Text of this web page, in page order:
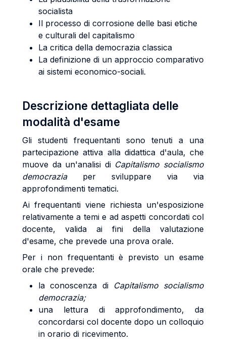
socialista
Il processo di corrosione delle basi etiche
e culturali del capitalismo
La critica della democrazia classica
La definizione di un approccio comparativo
ai sistemi economico-sociali.
Descrizione dettagliata delle
modalità d'esame
Gli studenti frequentanti sono tenuti a una
partecipazione attiva alla didattica d'aula, che
muove da un'analisi di Capitalismo socialismo
democraziaper sviluppare via via
approfondimenti tematici.
Ai frequentanti viene richiesta un'esposizione
relativamente a temi e ad aspetti concordati col
docente, valida ai fini della valutazione
d'esame, che prevede una prova orale.
Per i non frequentanti è previsto un esame
orale che prevede:
la conoscenza di Capitalismo socialismo
democrazia;
una lettura di approfondimento, da
concordarsi col docente dopo un colloquio
in orario di ricevimento.